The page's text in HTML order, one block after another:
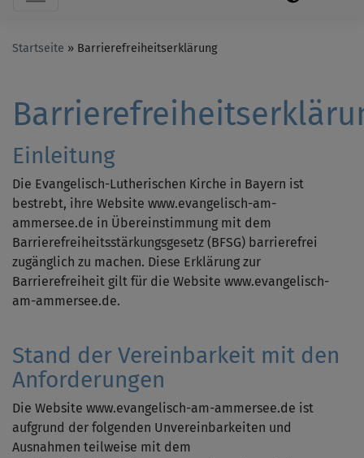
Startseite Barrierefreiheitserklärung
Einleitung
Die Evangelisch-Lutherischen Kirche in Bayern ist
bestrebt, ihre Website www.evangelisch-am-
ammersee.de in Übereinstimmung mit dem
Barrierefreiheitsstärkungsgesetz (BFSG) barrierefrei
zugänglich zu machen. Diese Erklärung zur
Barrierefreiheit gilt für die Website www.evangelisch-
am-ammersee.de.
Stand der Vereinbarkeit mit den
Anforderungen
Die Website www.evangelisch-am-ammersee.de ist
aufgrund der folgenden Unvereinbarkeiten und
Ausnahmen teilweise mit dem